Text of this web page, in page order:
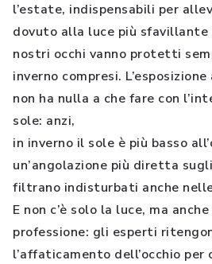
l’estate, indispensabili per
dovuto alla luce più sfavillante
nostri occhi vanno protetti
inverno compresi.
non ha nulla a che fare con
sole: anzi,
in inverno il sole è più basso
un’angolazione più diretta
filtrano indisturbati anche
E non c’è solo la luce, ma
professione: gli esperti
l’affaticamento dell’occhio per